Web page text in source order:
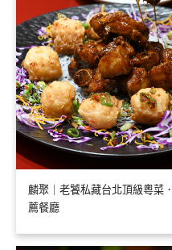
麟聚｜老饕私藏台北頂級粵菜
薦餐廳